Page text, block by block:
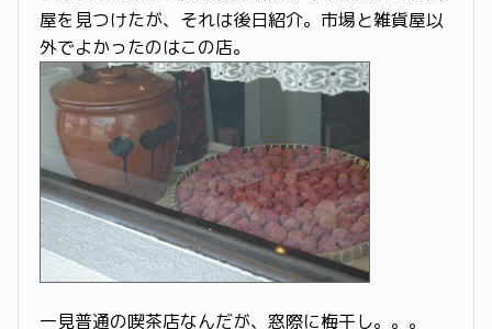
屋を見つけたが、それは後日紹介。市場と雑貨屋以
外でよかったのはこの店。
一見普通の喫茶店なんだが、窓際に梅干し。。。